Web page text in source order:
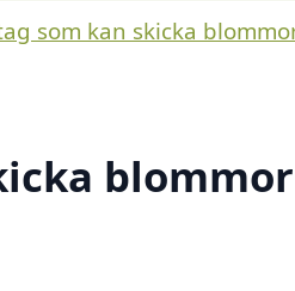
som kan skicka